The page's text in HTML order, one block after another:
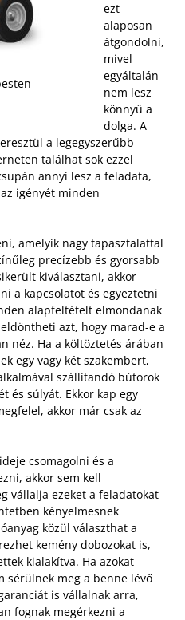
ezt
alaposan
átgondolni,
mivel
egyáltalán
nem lesz
könnyű a
dolga. A
a legegyszerűbb
találhat sok ezzel
annyi lesz a feladata,
igényét minden
amelyik nagy tapasztalattal
precízebb és gyorsabb
kiválasztani, akkor
a kapcsolatot és egyeztetni
alapfeltételt elmondanak
azt, hogy marad-e a
néz. Ha a költöztetés árában
egy vagy két szakembert,
szállítandó bútorok
és súlyát. Ekkor kap egy
akkor már csak az
csomagolni és a
akkor sem kell
vállalja ezeket a feladatokat
kényelmesnek
közül választhat a
kemény dobozokat is,
kialakítva. Ha azokat
sérülnek meg a benne lévő
is vállalnak arra,
fognak megérkezni a